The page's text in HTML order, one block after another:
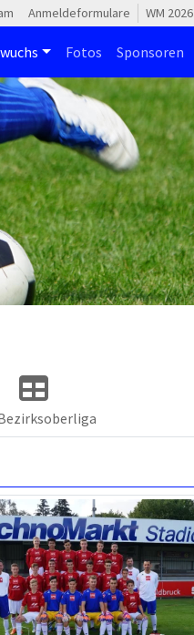
Anmeldeformulare WM 2026
Fotos Sponsoren